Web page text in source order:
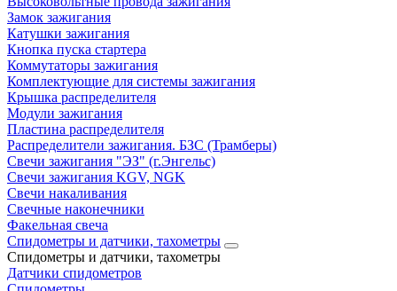
Замок зажигания
Катушки зажигания
Кнопка пуска стартера
Коммутаторы зажигания
Комплектующие для системы зажигания
Крышка распределителя
Модули зажигания
Пластина распределителя
Распределители зажигания. БЗС (Трамберы)
Свечи зажигания "ЭЗ" (г.Энгельс)
Свечи зажигания KGV, NGK
Свечи накаливания
Свечные наконечники
Факельная свеча
Спидометры и датчики, тахометры
Спидометры и датчики, тахометры
Датчики спидометров